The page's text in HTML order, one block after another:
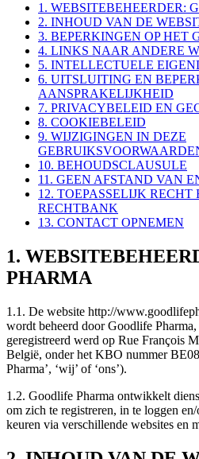
1. WEBSITEBEHEERDER:
2. INHOUD VAN DE
3. BEPERKINGEN OP HET
4. LINKS NAAR ANDERE
5. INTELLECTUELE
6. UITSLUITING EN
AANSPRAKELIJKHEID
7. PRIVACYBELEID EN
8. COOKIEBELEID
9. WIJZIGINGEN IN DEZE
10. BEHOUDSCLAUSULE
11. GEEN AFSTAND VAN
12. TOEPASSELIJK RECHT
RECHTBANK
13. CONTACT OPNEMEN
1.
PHARMA
1.1. De website http://
wordt beheerd door Goodlife Pharma,
geregistreerd werd op Rue François
België, onder het KBO nummer
Pharma’, ‘wij’ of ‘ons’).
1.2. Goodlife Pharma ontwikkelt
om zich te registreren, in te loggen
keuren via verschillende websites en